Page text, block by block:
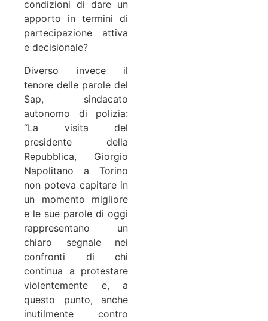
condizioni di dare un
apporto in termini di
partecipazione attiva
e decisionale?
Diverso invece il
tenore delle parole del
Sap, sindacato
autonomo di polizia:
“La visita del
presidente della
Repubblica, Giorgio
Napolitano a Torino
non poteva capitare in
un momento migliore
e le sue parole di oggi
rappresentano un
chiaro segnale nei
confronti di chi
continua a protestare
violentemente e, a
questo punto, anche
inutilmente contro